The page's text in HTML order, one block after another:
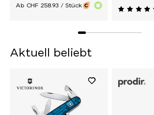
Ab CHF 258.93 / Stück
Aktuell beliebt